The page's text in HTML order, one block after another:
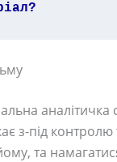
з-під
та